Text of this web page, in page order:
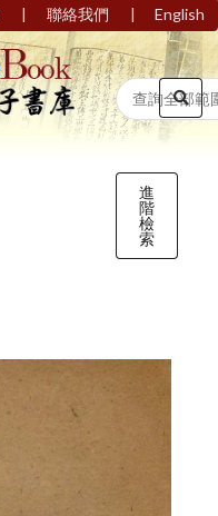
| 聯絡我們 | English
進
階
檢
索